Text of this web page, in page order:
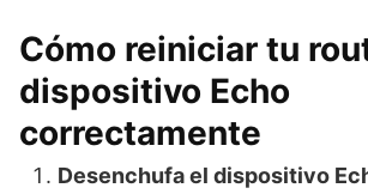
Cómo reiniciar tu
dispositivo Echo
correctamente
Desenchufa el dispositivo